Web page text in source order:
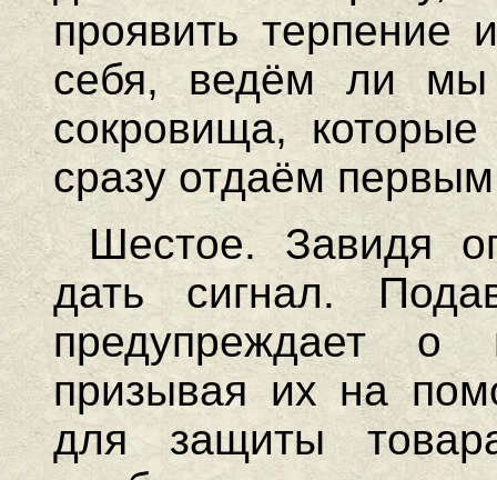
проявить терпение
себя, ведём ли мы
сокровища,
сразу отдаём
Шестое. Завидя
дать сигнал.
предупреждает о
призывая их на
для защиты